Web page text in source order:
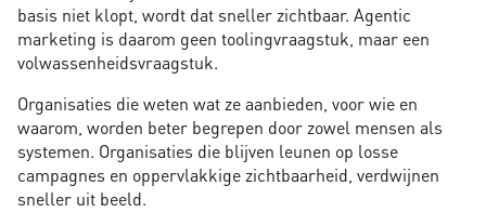
basis niet klopt, wordt dat sneller zichtbaar. Agentic
marketing is daarom geen toolingvraagstuk, maar een
volwassenheidsvraagstuk.
Organisaties die weten wat ze aanbieden, voor wie en
waarom, worden beter begrepen door zowel mensen als
systemen. Organisaties die blijven leunen op losse
campagnes en oppervlakkige zichtbaarheid, verdwijnen
sneller uit beeld.